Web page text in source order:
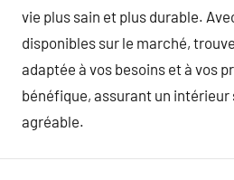
vie plus sain et plus durable.
disponibles sur le marché,
adaptée à vos besoins et à vos
bénéfique, assurant un intérieur
agréable.